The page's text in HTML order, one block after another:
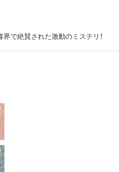
で絶賛された激動のミステリ！